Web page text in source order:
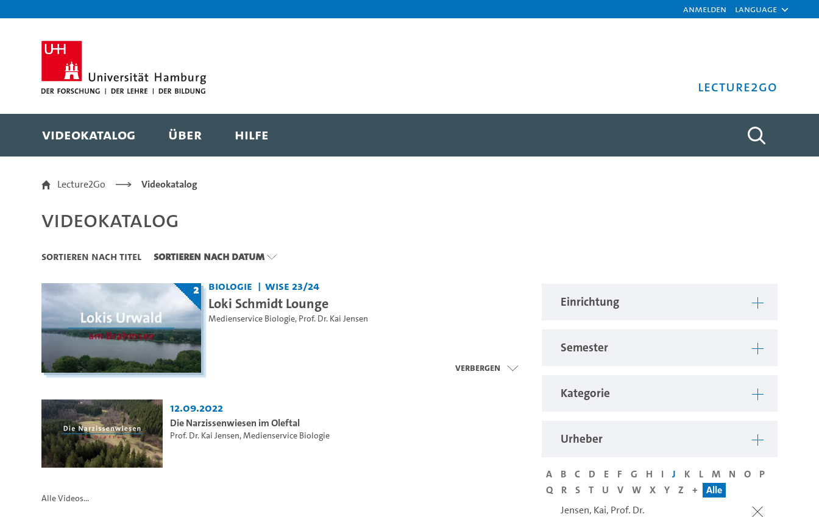
Anmelden Language
Lecture2Go
Videokatalog Über Hilfe
Videokatalog
Lecture2Go Videokatalog
Videokatalog
Sortieren nach Titel Sortieren nach Datum
Einrichtung
Semester
Kategorie
Urheber
A B C D E F G H I J K L M N O
P
Q
R S T U V W X Y Z +
Alle
Jensen, Kai, Prof. Dr.
2 Biologie WiSe 23/24
Loki Schmidt Lounge
Medienservice Biologie, Prof. Dr. Kai Jensen
Verbergen
12.09.2022
Die Narzissenwiesen im Oleftal
Prof. Dr. Kai Jensen,Medienservice Biologie
Alle Videos...